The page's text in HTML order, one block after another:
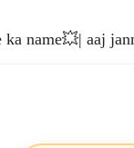
ka name💥| aaj